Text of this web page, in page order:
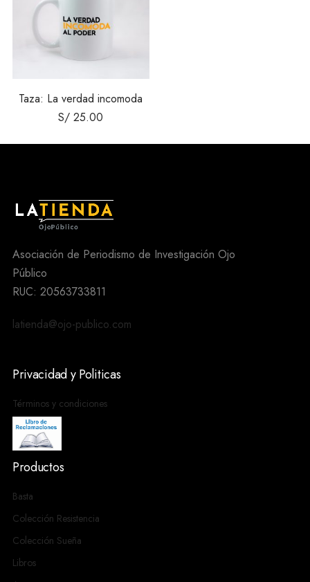
Taza: La verdad incomoda
S/ 25.00
Asociación de Periodismo de Investigación Ojo
Público
RUC: 20563733811
latienda@ojo-publico.com
Privacidad y Politicas
Términos y condiciones
Productos
Basta
Colección Resistencia
Colección Sueña
Libros